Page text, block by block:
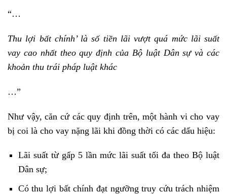
“…
Thu lợi bất chính’ là số tiền lãi vượt quá mức lãi suất
vay cao nhất theo quy định của Bộ luật Dân sự và các
khoản thu trái pháp luật khác
…”
Như vậy, căn cứ các quy định trên, một hành vi cho vay
bị coi là cho vay nặng lãi khi đồng thời có các dấu hiệu:
Lãi suất từ gấp 5 lần mức lãi suất tối đa theo Bộ luật
Dân sự;
Có thu lợi bất chính đạt ngưỡng truy cứu trách nhiệm